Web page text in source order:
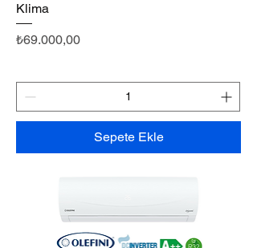
Klima
Fiyat
₺69.000,00
Sepete Ekle